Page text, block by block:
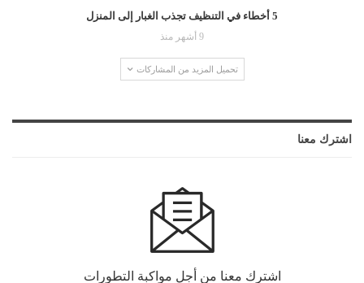
5 أخطاء في التنظيف تجذب الغبار إلى المنزل
9 أشهر منذ
تحميل المزيد من المشاركات
اشترك معنا
اشترك معنا من أجل مواكبة التطورات